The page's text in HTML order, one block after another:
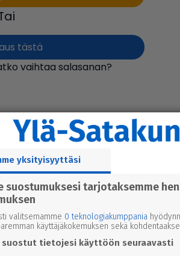
tästä
vaihtaa salasanan?
yksityisyyttäsi
suostumuksesi tarjotaksemme
valitsemamme 0 teknologiakumppania
käyttäjäkokemuksen sekä
suostut tietojesi käyttöön seuraavasti